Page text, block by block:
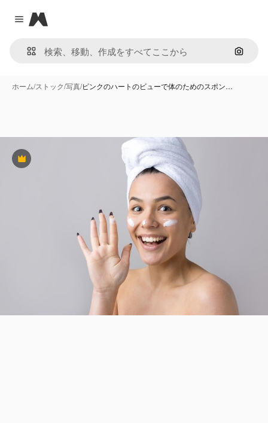
Close menu
Magnific
画像で
ホーム/ストック/写真/ピンクのハートのビューで体のためのスポン…
Premium